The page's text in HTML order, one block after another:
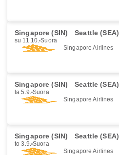
Singapore (SIN) Seattle (SEA)
su 11.10. Suora
Singapore Airlines
Singapore (SIN) Seattle (SEA)
la 5.9. Suora
Singapore Airlines
Singapore (SIN) Seattle (SEA)
to 3.9. Suora
Singapore Airlines